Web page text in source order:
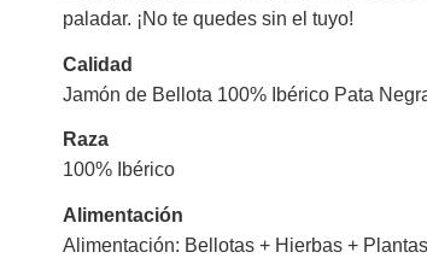
paladar. ¡No te quedes sin el tuyo!
Calidad
Jamón de Bellota 100% Ibérico Pata
Raza
100% Ibérico
Alimentación
Alimentación: Bellotas + Hierbas +